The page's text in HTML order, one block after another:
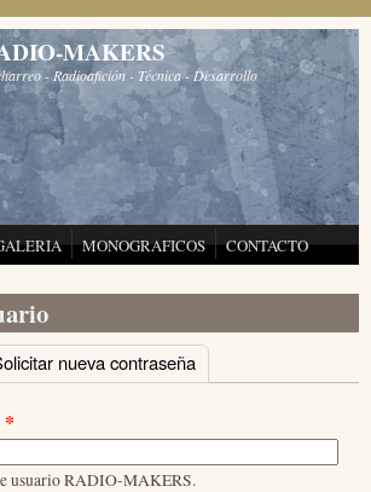
MAKERS
- Radioafición - Técnica - Desarrollo
MONOGRAFICOS CONTACTO
activa)nueva contraseña
*
usuario RADIO-MAKERS.